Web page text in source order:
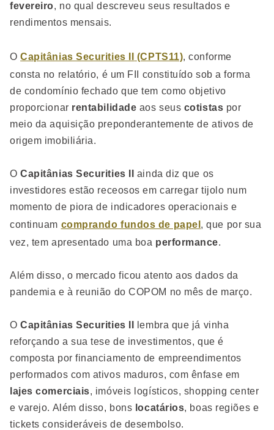
fevereiro, no qual descreveu seus resultados e
rendimentos mensais.
OCapitânias Securities II (CPTS11), conforme
consta no relatório, é um FII constituído sob a forma
de condomínio fechado que tem como objetivo
proporcionar rentabilidade aos seus cotistas por
meio da aquisição preponderantemente de ativos de
origem imobiliária.
OCapitânias Securities II ainda diz que os
investidores estão receosos em carregar tijolo num
momento de piora de indicadores operacionais e
continuam comprando fundos de papel , que por sua
vez, tem apresentado uma boa performance.
Além disso, o mercado ficou atento aos dados da
pandemia e à reunião do COPOM no mês de março.
OCapitânias Securities II
lembra que já vinha
reforçandoa sua tese de investimentos, que é
composta por financiamento de empreendimentos
performados com ativos maduros, com ênfase em
lajes comerciais, imóveis logísticos, shopping center
e varejo. Além disso, bons locatários, boas regiões e
tickets consideráveis de desembolso.